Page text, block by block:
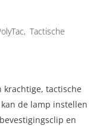
, Tactische
krachtige, tactische
de lamp instellen
en